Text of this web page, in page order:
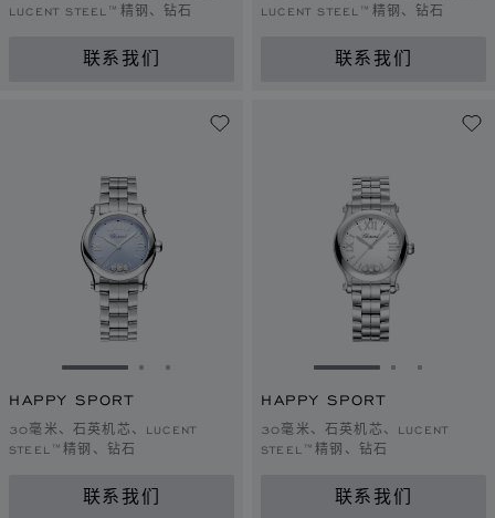
LUCENT STEEL™精钢、钻石
联系我们
LUCENT STEEL™精钢、钻石
联系我们
转到幻灯片 1转到幻灯片 2
转到幻灯片 3
HAPPY SPORT
30毫米、石英机芯、LUCENT
STEEL™精钢、钻石
联系我们
转到幻灯片 1转到幻灯
转到幻
HAPPY SPORT
30毫米、石英机芯、LUCENT
STEEL™精钢、钻石
联系我们